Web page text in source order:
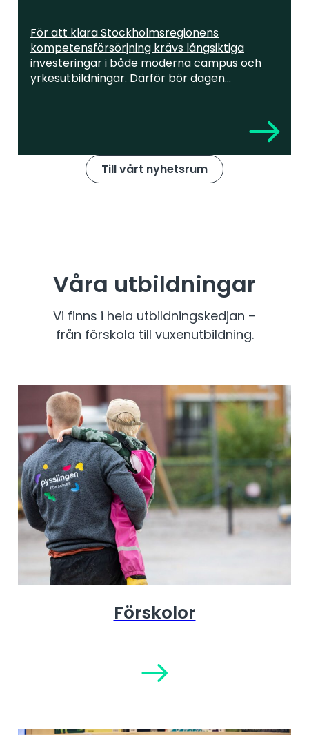
För att klara Stockholmsregionens
kompetensförsörjning krävs långsiktiga
investeringar i både moderna campus och
yrkesutbildningar. Därför bör dagen...
Till vårt nyhetsrum
Våra utbildningar
Vi finns i hela utbildningskedjan –
från förskola till vuxenutbildning.
Förskolor